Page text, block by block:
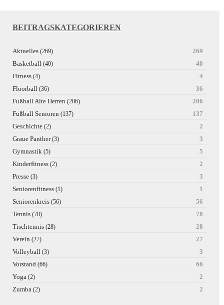
BEITRAGSKATEGORIEREN
Aktuelles (269)
269
Basketball (40)
40
Fitness (4)
4
Floorball (36)
36
Fußball Alte Herren (206)
206
Fußball Senioren (137)
137
Geschichte (2)
2
Graue Panther(3)
3
Gymnastik (5)
5
Kinderfitness (2)
2
Presse (3)
3
Seniorenfitness (1)
1
Seniorenkreis (56)
56
Tennis (78)
78
Tischtennis (28)
28
Verein (27)
27
Volleyball (3)
3
Vorstand (66)
66
Yoga (2)
2
Zumba (2) 2